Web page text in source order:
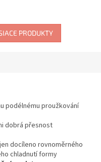
PRODUKTY
podélnému proužkování
dobrá přesnost
docíleno rovnoměrného
chladnutí formy